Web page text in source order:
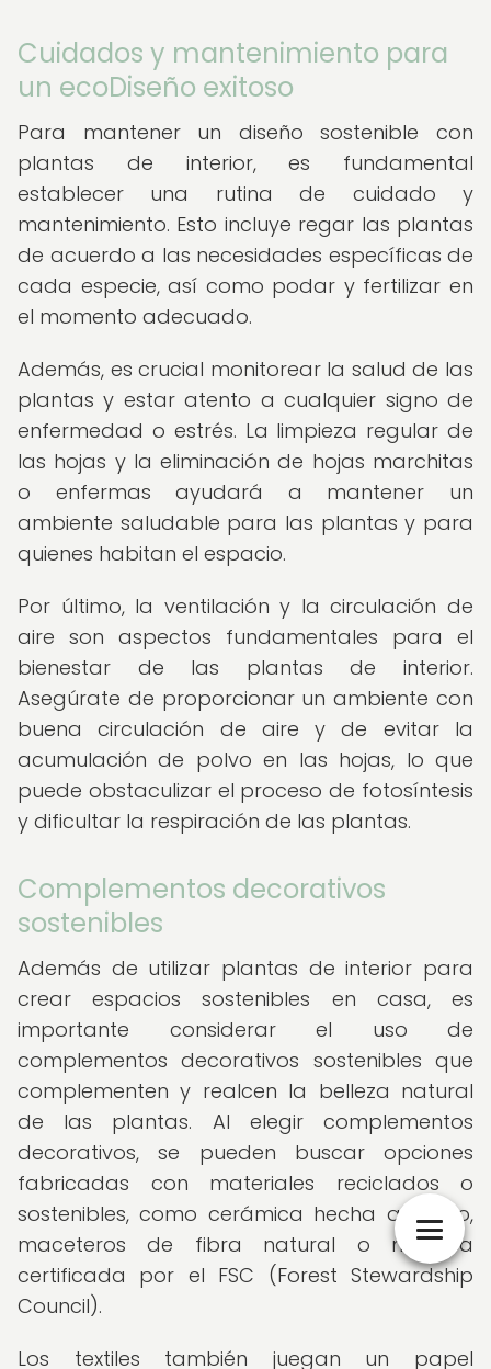
Cuidados y mantenimiento para
un ecoDiseño exitoso
Para mantener un diseño sostenible con
plantas de interior, es fundamental
establecer una rutina de cuidado y
mantenimiento. Esto incluye regar las plantas
de acuerdo a las necesidades específicas de
cada especie, así como podar y fertilizar en
el momento adecuado.
Además, es crucial monitorear la salud de las
plantas y estar atento a cualquier signo de
enfermedad o estrés. La limpieza regular de
las hojas y la eliminación de hojas marchitas
o enfermas ayudará a mantener un
ambiente saludable para las plantas y para
quienes habitan el espacio.
Por último, la ventilación y la circulación de
aire son aspectos fundamentales para el
bienestar de las plantas de interior.
Asegúrate de proporcionar un ambiente con
buena circulación de aire y de evitar la
acumulación de polvo en las hojas, lo que
puede obstaculizar el proceso de fotosíntesis
y dificultar la respiración de las plantas.
Complementos decorativos
sostenibles
Además de utilizar plantas de interior para
crear espacios sostenibles en casa, es
importante considerar el uso de
complementos decorativos sostenibles que
complementen y realcen la belleza natural
de las plantas. Al elegir complementos
decorativos, se pueden buscar opciones
fabricadas con materiales reciclados o
sostenibles, como cerámica hecha a mano,
maceteros de fibra natural o madera
certificada por el FSC (Forest Stewardship
Council).
Los textiles también juegan un papel